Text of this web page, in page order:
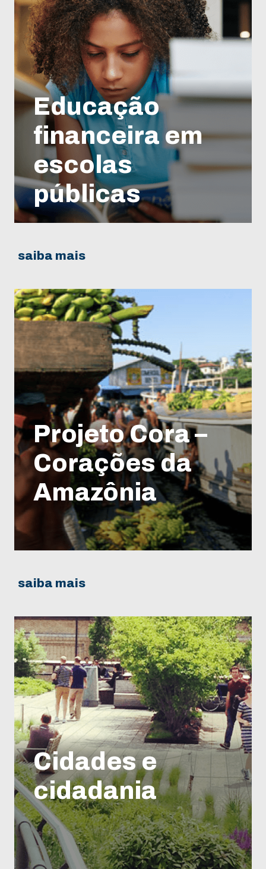
Educação
financeira em
escolas
públicas
saiba mais
Projeto Cora –
Corações da
Amazônia
saiba mais
Cidades e
cidadania